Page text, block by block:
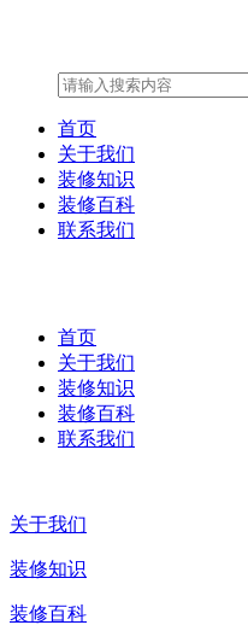
首页
关于我们
装修知识
装修百科
联系我们
首页
关于我们
装修知识
装修百科
联系我们
关于我们
装修知识
装修百科